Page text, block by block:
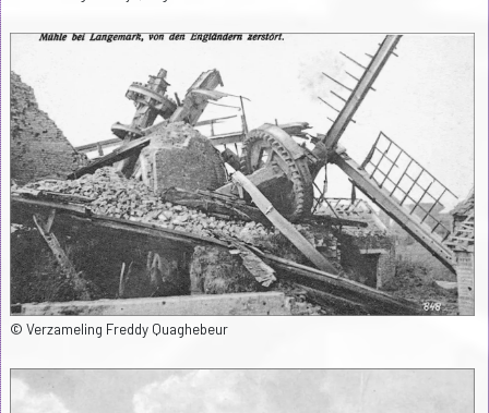
© Verzameling Freddy Quaghebeur